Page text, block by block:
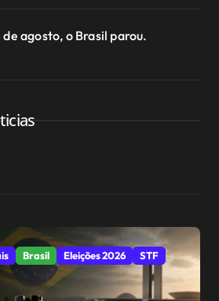
agosto, o Brasil parou.
Brasil Eleições 2026 STF